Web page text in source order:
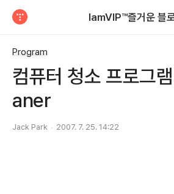
IamVIP™즐거운 블
Program
컴퓨터 청소 프로그
aner
Jack Park 2007. 7. 25. 14:22